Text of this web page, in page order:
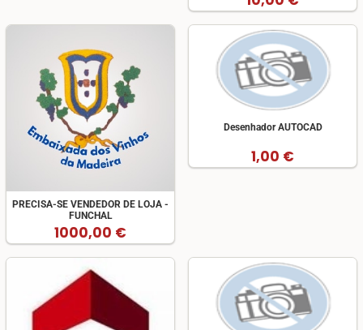
PRECISA-SE VENDEDOR DE LOJA -
FUNCHAL
1000,00 €
Desenhador AUTOCAD
1,00 €